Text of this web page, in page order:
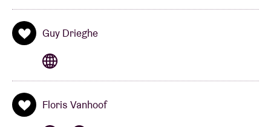
Guy Drieghe
Floris Vanhoof